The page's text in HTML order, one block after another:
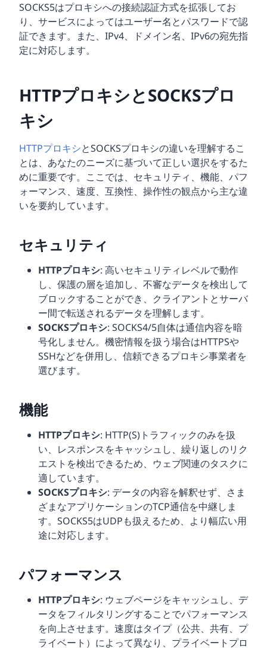
SOCKS5はプロキシへの接続認証方式を拡張してお
り、サービスによってはユーザー名とパスワードで認
証できます。また、IPv4、ドメイン名、IPv6の宛先指
定に対応します。
HTTPプロキシとSOCKSプロ
キシ
HTTPプロキシとSOCKSプロキシの違いを理解するこ
とは、あなたのニーズに基づいて正しい選択をするた
めに重要です。ここでは、セキュリティ、機能、パフ
ォーマンス、速度、互換性、操作性の観点から主な違
いを要約しています。
セキュリティ
HTTPプロキシ: 高いセキュリティレベルで動作
し、保護の層を追加し、不審なデータを検出して
ブロックすることができ、クライアントとサーバ
ー間で転送されるデータを理解します。
SOCKSプロキシ: SOCKS4/5自体は通信内容を暗
号化しません。機密情報を扱う場合はHTTPSや
SSHなどを併用し、信頼できるプロキシ事業者を
選びます。
機能
HTTPプロキシ: HTTP(S)トラフィックのみを扱
い、レスポンスをキャッシュし、繰り返しのリク
エストを検出できるため、ウェブ関連のタスクに
適しています。
SOCKSプロキシ: データの内容を解釈せず、さま
ざまなアプリケーションのTCP通信を中継しま
す。SOCKS5はUDPも扱えるため、より幅広い用
途に対応します。
パフォーマンス
HTTPプロキシ: ウェブページをキャッシュし、デ
ータをフィルタリングすることでパフォーマンス
を向上させます。速度はタイプ（公共、共有、プ
ライベート）によって異なり、プライベートプロ